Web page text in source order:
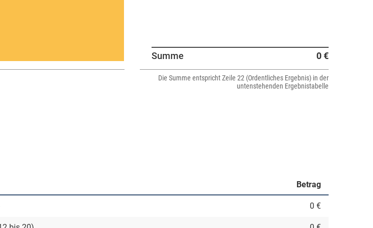
Summe 0 €
Die Summe entspricht Zeile 22 (Ordentliches Ergebnis) in der
untenstehenden Ergebnistabelle
Betrag
0 €